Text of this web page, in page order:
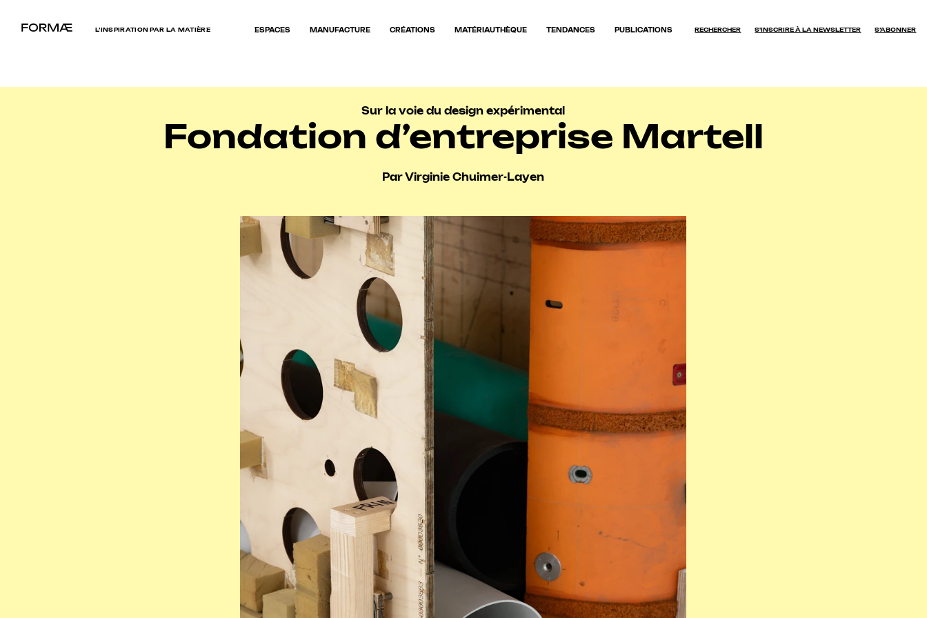
L’INSPIRATION PAR LA MATIÈRE ESPACES MANUFACTURE CRÉATIONS MATÉRIAUTHÈQUE TENDANCES PUBLICATIONS RECHERCHER S'INSCRIRE À LA NEWSLETTER S’ABONNER
Sur la voie du design expérimental
Fondation d’entreprise Martell
Par Virginie Chuimer-Layen